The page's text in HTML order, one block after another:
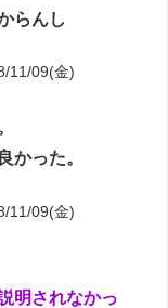
らんし
11/09(金)
かった。
11/09(金)
明されなかっ